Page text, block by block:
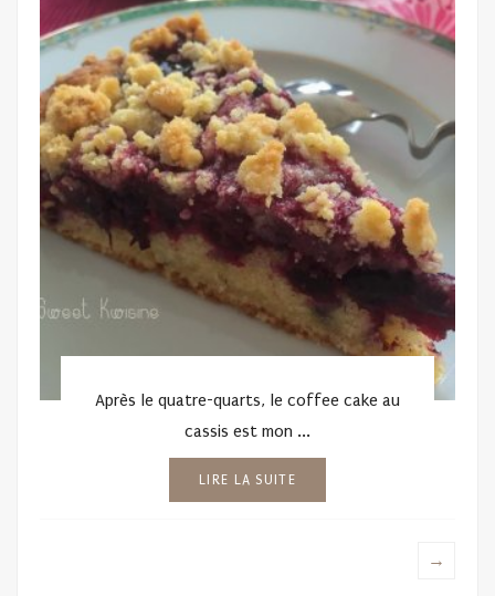
Après le quatre-quarts, le coffee cake au
cassis est mon ...
LIRE LA SUITE
→